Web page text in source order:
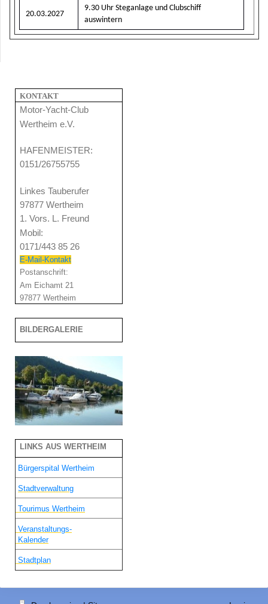
20.03.2027
9.30 Uhr Steganlage und Clubschiff
auswintern
KONTAKT
Motor-Yacht-Club
Wertheim e.V.
HAFENMEISTER:
0151/26755755
Linkes Tauberufer
97877 Wertheim
1. Vors. L. Freund
Mobil:
0171/443 85 26
E-Mail-Kontakt
Postanschrift:
Am Eichamt 21
97877 Wertheim
BILDERGALERIE
LINKS AUS WERTHEIM
Bürgerspital Wertheim
Stadtverwaltung
Tourimus Wertheim
Veranstaltungs-
Kalender
Stadtplan